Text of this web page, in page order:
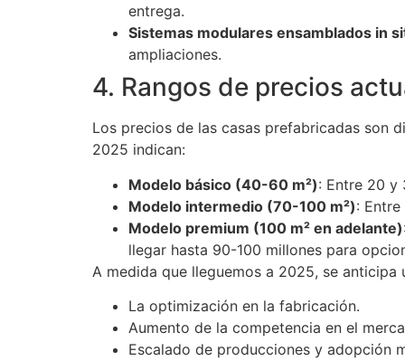
entrega.
Sistemas modulares ensamblados in
ampliaciones.
4. Rangos de precios
Los precios de las casas prefabricadas son
2025 indican:
Modelo básico (40-60 m²): Entre 20 y
Modelo intermedio (70-100 m²):
Modelo premium (100 m² en adelante)
llegar hasta 90-100 millones para
A medida que lleguemos a 2025, se anticipa
La optimización en la fabricación.
Aumento de la competencia en el
Escalado de producciones y adopción